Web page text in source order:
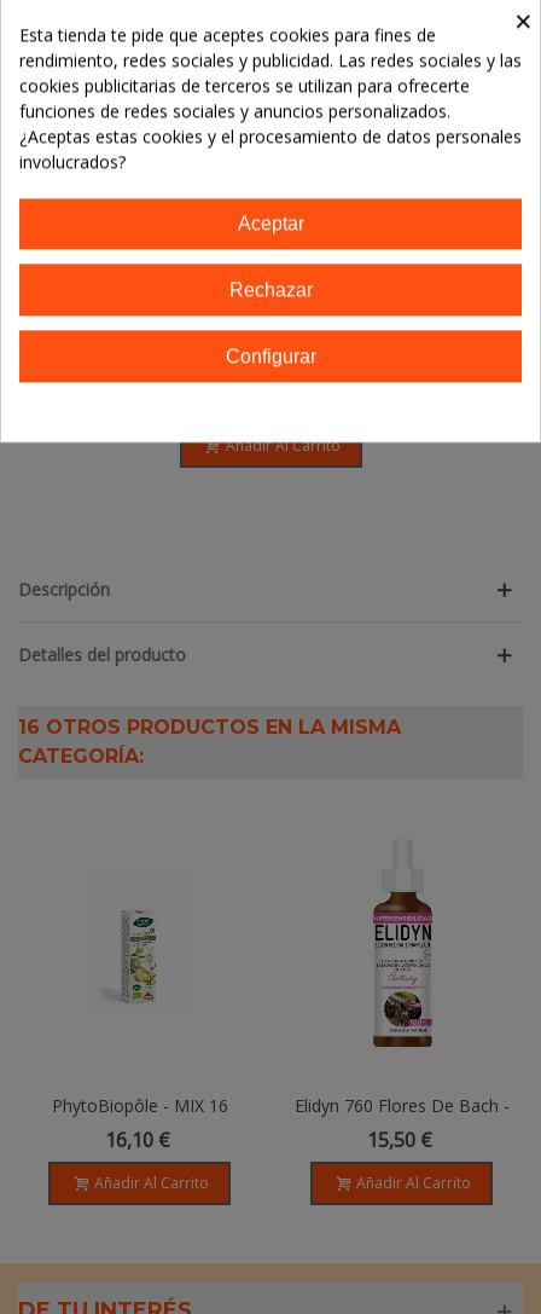
Aprolis - Herpropol Roll-On - 5ml
Añadir Al Carrito
Descripción
Detalles del producto
16 OTROS PRODUCTOS EN LA MISMA
CATEGORÍA:
PhytoBiopôle - MIX 16
ARTISAN BIo - 50ML
16,10 €
Añadir Al Carrito
Elidyn 760 Flores De Bach -
CENTAURY 20 Ml
15,50 €
Añadir Al Carrito
×
Esta tienda te pide que aceptes cookies para fines de
rendimiento, redes sociales y publicidad. Las redes sociales y las
cookies publicitarias de terceros se utilizan para ofrecerte
funciones de redes sociales y anuncios personalizados.
¿Aceptas estas cookies y el procesamiento de datos personales
involucrados?
Aceptar
Rechazar
Configurar